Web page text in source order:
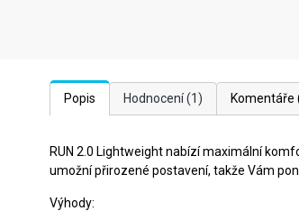
Popis Hodnocení(1) Komentáře
RUN 2.0 Lightweight nabízí maximální
umožní přirozené postavení, takže Vám
Výhody: